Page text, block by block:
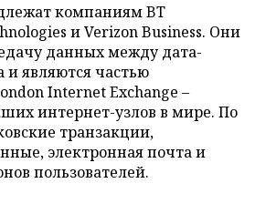
компаниям BT
и Verizon Business. Они
данных между дата-
являются частью
Internet Exchange –
интернет-узлов в мире. По
транзакции,
электронная почта и
пользователей.